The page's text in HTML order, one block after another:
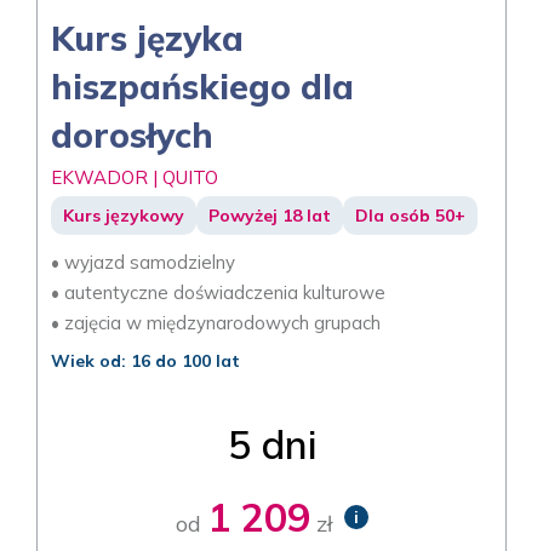
Kurs języka
hiszpańskiego dla
dorosłych
EKWADOR | QUITO
Kurs językowy Powyżej 18 lat Dla osób 50+
• wyjazd samodzielny
• autentyczne doświadczenia kulturowe
• zajęcia w międzynarodowych grupach
Wiek od: 16 do 100 lat
5 dni
od 1 209 zł i